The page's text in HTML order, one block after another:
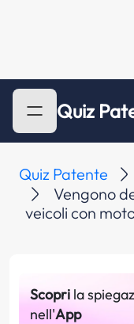
Quiz
Quiz Patente
Vengono
veicoli con
Scopri la
nell'App